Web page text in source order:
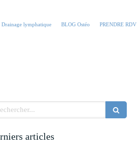
Drainage lymphatique BLOG Ostéo PRENDRE RDV
articles